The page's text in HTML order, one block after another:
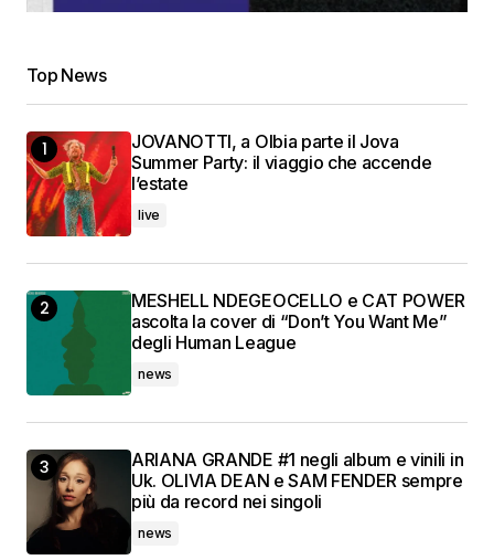
Top News
JOVANOTTI, a Olbia parte il Jova
Summer Party: il viaggio che accende
l’estate
live
MESHELL NDEGEOCELLO e CAT POWER
ascolta la cover di “Don’t You Want Me”
degli Human League
news
ARIANA GRANDE #1 negli album e vinili in
Uk. OLIVIA DEAN e SAM FENDER sempre
più da record nei singoli
news